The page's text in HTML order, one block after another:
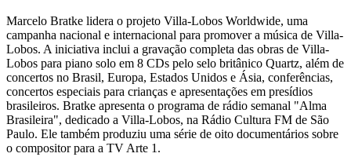
Marcelo Bratke lidera o projeto Villa-Lobos Worldwide, uma
campanha nacional e internacional para promover a música de Villa-
Lobos. A iniciativa inclui a gravação completa das obras de Villa-
Lobos para piano solo em 8 CDs pelo selo britânico Quartz, além de
concertos no Brasil, Europa, Estados Unidos e Ásia, conferências,
concertos especiais para crianças e apresentações em presídios
brasileiros. Bratke apresenta o programa de rádio semanal "Alma
Brasileira", dedicado a Villa-Lobos, na Rádio Cultura FM de São
Paulo. Ele também produziu uma série de oito documentários sobre
o compositor para a TV Arte 1.